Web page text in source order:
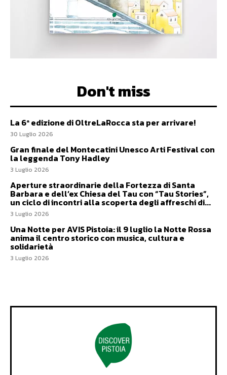
Don't miss
La 6ª edizione di OltreLaRocca sta per arrivare!
30 Luglio 2026
Gran finale del Montecatini Unesco Arti Festival con
la leggenda Tony Hadley
3 Luglio 2026
Aperture straordinarie della Fortezza di Santa
Barbara e dell’ex Chiesa del Tau con “Tau Stories”,
un ciclo di incontri alla scoperta degli affreschi di...
3 Luglio 2026
Una Notte per AVIS Pistoia: il 9 luglio la Notte Rossa
anima il centro storico con musica, cultura e
solidarietà
3 Luglio 2026